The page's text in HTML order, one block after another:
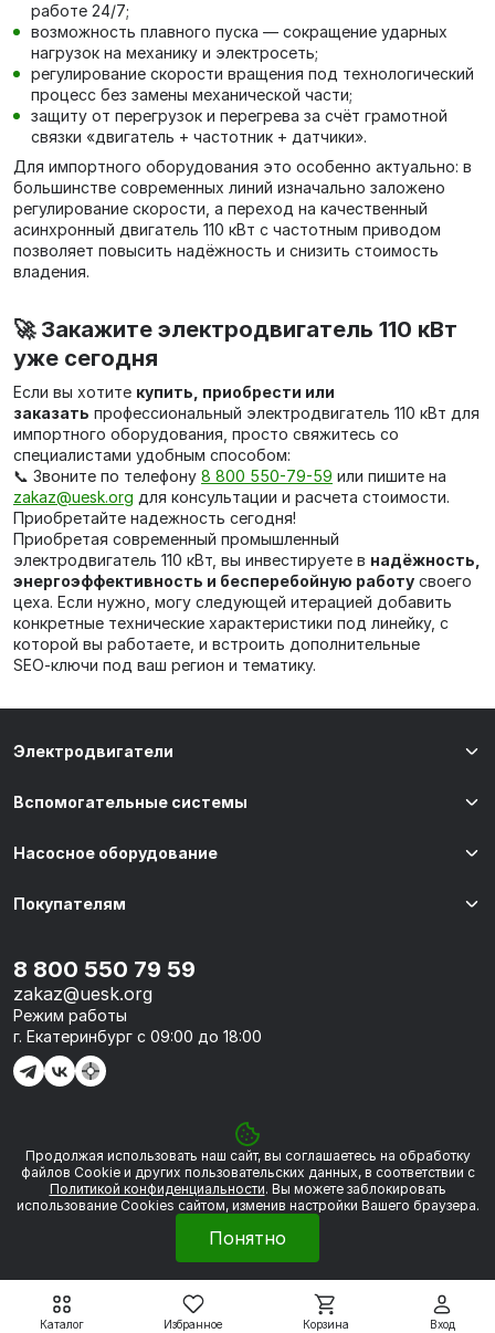
Каталог Избранное Корзина Вход
работе 24/7;
возможность плавного пуска — сокращение ударных
нагрузок на механику и электросеть;
регулирование скорости вращения под технологический
процесс без замены механической части;
защиту от перегрузок и перегрева за счёт грамотной
связки «двигатель + частотник + датчики».
Для импортного оборудования это особенно актуально: в
большинстве современных линий изначально заложено
регулирование скорости, а переход на качественный
асинхронный двигатель 110 кВт с частотным приводом
позволяет повысить надёжность и снизить стоимость
владения.
🚀 Закажите электродвигатель 110 кВт
уже сегодня
Если вы хотите купить, приобрести или
заказать профессиональный электродвигатель 110 кВт для
импортного оборудования, просто свяжитесь со
специалистами удобным способом:
📞 Звоните по телефону 8 800 550-79-59 или пишите на
zakaz@uesk.org для консультации и расчета стоимости.
Приобретайте надежность сегодня!
Приобретая современный промышленный
электродвигатель 110 кВт, вы инвестируете в надёжность,
энергоэффективность и бесперебойную работу своего
цеха. Если нужно, могу следующей итерацией добавить
конкретные технические характеристики под линейку, с
которой вы работаете, и встроить дополнительные
SEO‑ключи под ваш регион и тематику.
© 2026 «УЭСК-ТЕХНОЛОГИИ»
Электродвигатели
Вспомогательные системы
Насосное оборудование
Покупателям
8 800 550 79 59
zakaz@uesk.org
Режим работы
г. Екатеринбург с 09:00 до 18:00
Политика обработки персональных данных
Сделано вFramelink
Продолжая использовать наш сайт, вы соглашаетесь на обработку
файлов Сookie и других пользовательских данных, в соответствии с
Политикой конфиденциальности. Вы можете заблокировать
использование Cookies сайтом, изменив настройки Вашего браузера.
Понятно